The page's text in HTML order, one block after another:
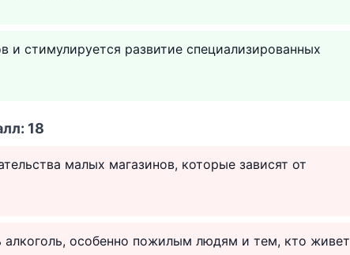
и стимулируется развитие специализированных
18
малых магазинов, которые зависят от
алкоголь, особенно пожилым людям и тем, кто живет